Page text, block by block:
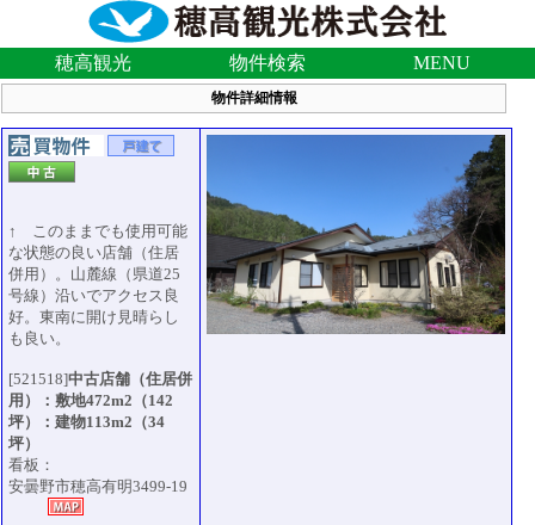
穂高観光 物件検索 MENU
物件詳細情報
↑ このままでも使用可能
な状態の良い店舗（住居
併用）。山麓線（県道25
号線）沿いでアクセス良
好。東南に開け見晴らし
も良い。
[521518]中古店舗（住居併
用）：敷地472m2（142
坪）：建物113m2（34
坪）
看板：
安曇野市穂高有明3499-19